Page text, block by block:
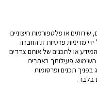
או פלטפורמות חיצוניים
מדיניות פרטיות זו. החברה
או לתכנים של אותם צדדים
השימוש. פעילותך באתרים
בפניך תכנים ופרסומות
בלבד.